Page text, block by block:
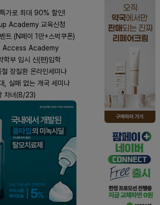
가로 최대 90% 할인!
Academy 교육신청
트 (N페이 1만+스벅쿠폰)
Access Academy
학부 입시 신(편)입학
장질환 온라인세미나
, 실패 없는 개국 세미나
차녀(8/23)